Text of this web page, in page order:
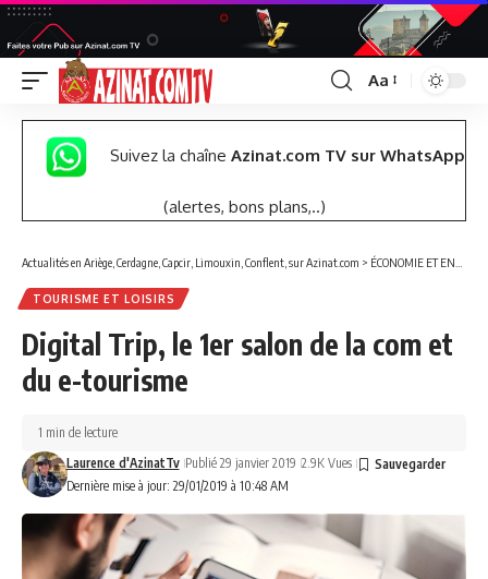
Font
Resizer
Aa
Suivez la chaîne Azinat.com TV sur WhatsApp
(alertes, bons plans,..)
Actualités en Ariège, Cerdagne, Capcir, Limouxin, Conflent, sur Azinat.com > ÉCONOMIE ET ENTREPRISES
TOURISME ET LOISIRS
Digital Trip, le 1er salon de la com et
du e-tourisme
Dernière mise à jour: 29/01/2019 à 10:48 AM
Laurence d'AzinatTv Publié 29 janvier 2019 2.9K Vues
1 min de lecture